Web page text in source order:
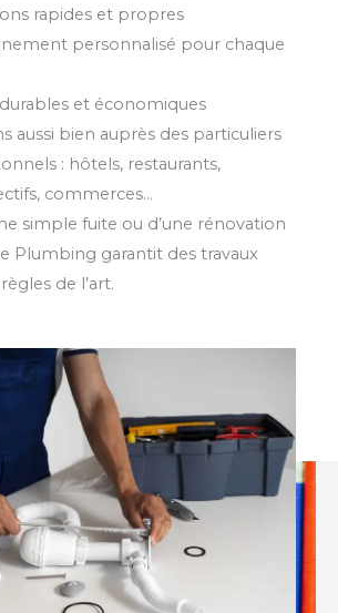
rapides et propres
personnalisé pour chaque
et économiques
aussi bien auprès des particuliers
: hôtels, restaurants,
commerces…
simple fuite ou d’une rénovation
Plumbing garantit des travaux
de l’art.